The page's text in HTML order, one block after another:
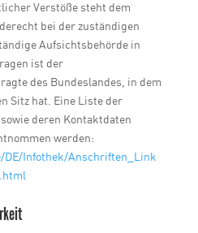
Verstöße steht dem
bei der zuständigen
Aufsichtsbehörde in
ist der
des Bundeslandes, in dem
Sitz hat. Eine Liste der
deren Kontaktdaten
werden:
Infothek/Anschriften_Link